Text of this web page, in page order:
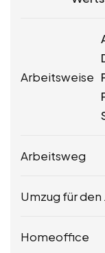
Arbeitsweise
Arbeitsweg
Umzug für den
Homeoffice